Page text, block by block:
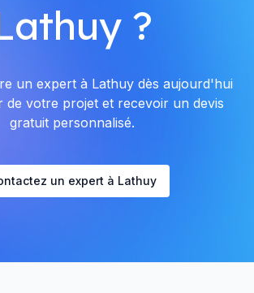
?
un expert à Lathuy dès aujourd'hui
de votre projet et recevoir un devis
gratuit personnalisé.
un expert à Lathuy